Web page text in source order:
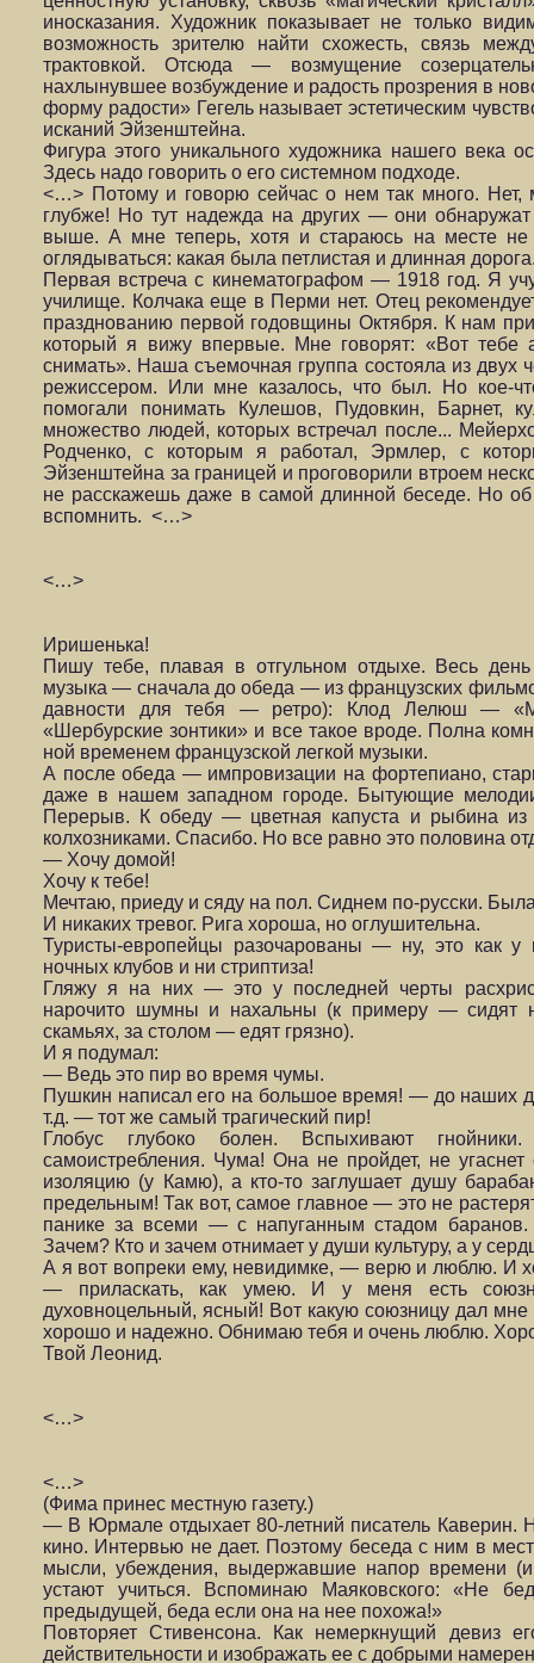
иносказания. Художник показыва­ет не только
возможность зрителю найти схожесть, связь
трактов­кой. Отсюда — возмущение
нахлынувшее возбуждение и радость прозрения в
форму радости» Гегель называет эстетичес­ким
исканий Эйзенштейна.
Фигура этого уникального художника нашего века
Здесь надо говорить о его системном подходе.
<…> Потому и говорю сейчас о нем так много.
глубже! Но тут надежда на других — они
выше. А мне теперь, хотя и стараюсь на месте не
оглядываться: какая была петлистая и длинная
Первая встреча с кинематографом — 1918 год. Я
училище. Колчака еще в Перми нет. Отец
празднованию первой го­довщины Октября. К нам
кото­рый я вижу впервые. Мне говорят: «Вот тебе
снимать». Наша съемочная группа состояла из
режиссером. Или мне казалось, что был. Но кое-
помогали понимать Куле­шов, Пудовкин, Барнет,
множе­ство людей, которых встречал после...
Родченко, с которым я работал, Эрмлер, с
Эйзенштейна за границей и проговорили втро­ем
не расскажешь даже в са­мой длинной беседе. Но
вспом­нить. <…>
<…>
Иришенька!
Пишу тебе, плавая в отгульном отдыхе.
Весь
музыка — сначала до обеда — из французских
давности для тебя — ретро): Клод Лелюш —
«Шербурские зонти­ки» и все такое вроде. Полна
ной временем французской легкой музыки.
А после обеда — импровизации на фортепиано,
даже в нашем западном городе. Бытующие
Перерыв. К обеду — цветная капуста и рыбина из
колхозниками. Спасибо. Но все равно это половина
— Хочу домой!
Хочу к тебе!
Мечтаю, приеду и сяду на пол. Сиднем по-русски.
И никаких тревог. Рига хороша, но оглушительна.
Туристы-европейцы разочарованы — ну, это как у
ночных клубов и ни стриптиза!
Гляжу я на них — это у последней черты
нарочито шумны и нахальны (к примеру — сидят
скамьях, за столом — едят грязно).
И я подумал:
— Ведь это пир во время чумы.
Пушкин написал его на большое время! — до наших
т.д. — тот же самый трагический пир!
Глобус глубоко болен. Вспыхивают гнойники.
самоистребления. Чума! Она не пройдет, не угаснет
изоляцию (у Камю), а кто-то заглушает душу
предельным! Так вот, самое главное — это не
панике за всеми — с напуганным стадом
Зачем? Кто и зачем отнимает у души культуру, а у
А я вот вопреки ему, невидимке, — верю и люблю. И
— приласкать, как умею. И у меня есть
духовноцельный, ясный! Вот какую союзницу дал
хорошо и надежно. Обнимаю тебя и очень люблю.
Твой Леонид.
<…>
<…>
(Фима принес местную газету.)
— В Юрмале отдыхает 80-летний писатель Каверин.
кино. Интервью не дает. Поэтому беседа с ним в
мысли, убеждения, вы­державшие напор времени
устают учиться. Вспоминаю Маяковского: «Не
предыдущей, беда если она на нее похожа!»
Повторяет Стивенсона. Как немеркнущий девиз
действительности и изображать ее с добрыми